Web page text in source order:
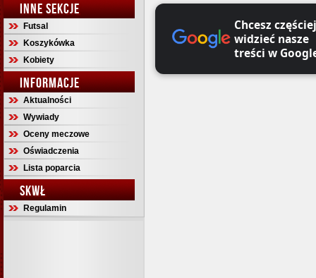
INNE SEKCJE
Futsal
Koszykówka
Kobiety
INFORMACJE
Aktualności
Wywiady
Oceny meczowe
Oświadczenia
Lista poparcia
SKWŁ
Regulamin
Chcesz częściej
widzieć nasze
treści w